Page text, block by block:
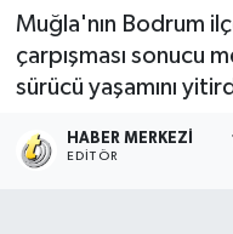
Muğla'nın Bodrum
çarpışması sonucu
sürücü yaşamını
HABER MERKEZI
EDITÖR